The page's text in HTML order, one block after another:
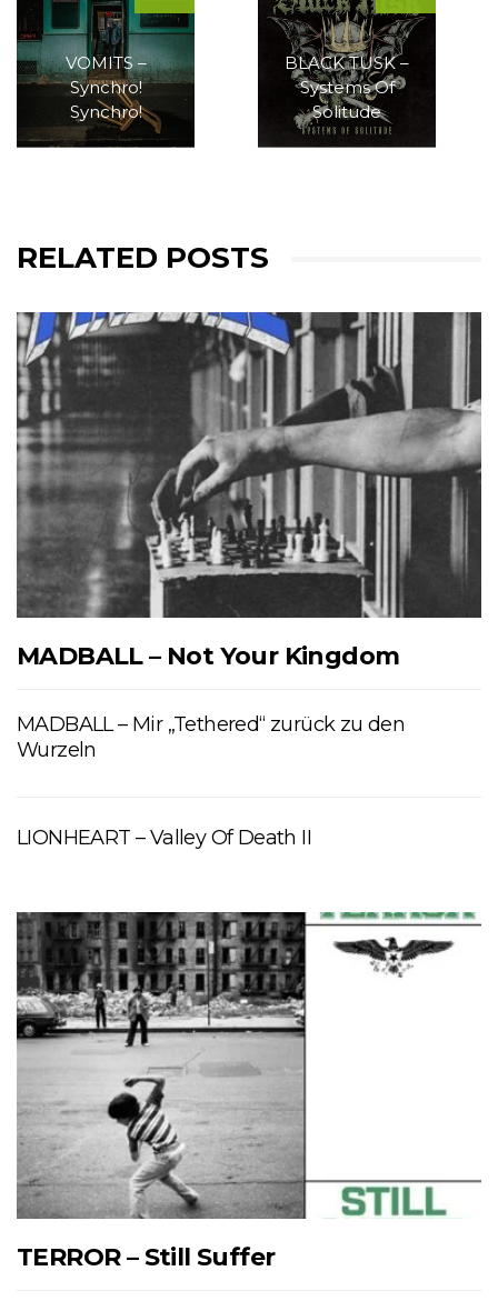
VOMITS –
Synchro!
Synchro!
BLACK TUSK –
Systems Of
Solitude
RELATED POSTS
MADBALL – Not Your Kingdom
MADBALL – Mir „Tethered“ zurück zu den
Wurzeln
LIONHEART – Valley Of Death II
TERROR – Still Suffer